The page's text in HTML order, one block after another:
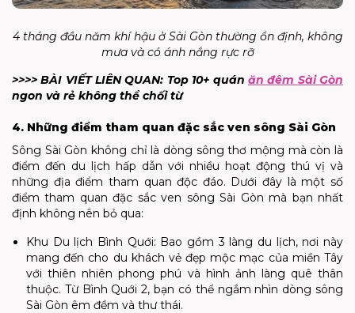
4 tháng đầu năm khí hậu ở Sài Gòn thường ổn định, không
mưa và có ánh nắng rực rỡ
>>>> BÀI VIẾT LIÊN QUAN: Top 10+ quán ăn đêm Sài Gòn
ngon và rẻ không thể chối từ
4. Những điểm tham quan đặc sắc ven sông Sài Gòn
Sông Sài Gòn không chỉ là dòng sông thơ mộng mà còn là
điểm đến du lịch hấp dẫn với nhiều hoạt động thú vị và
những địa điểm tham quan độc đáo. Dưới đây là một số
điểm tham quan đặc sắc ven sông Sài Gòn mà bạn nhất
định không nên bỏ qua:
Khu Du lịch Bình Quới: Bao gồm 3 làng du lịch, nơi này
mang đến cho du khách vẻ đẹp mộc mạc của miền Tây
với thiên nhiên phong phú và hình ảnh làng quê thân
thuộc. Từ Bình Quới 2, bạn có thể ngắm nhìn dòng sông
Sài Gòn êm đềm và thư thái.